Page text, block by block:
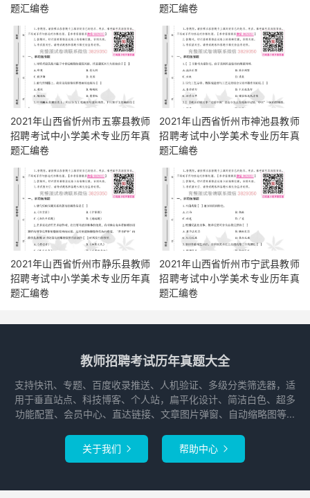
题汇编卷
题汇编卷
2021年山西省忻州市五寨县教师
招聘考试中小学美术专业历年真
题汇编卷
2021年山西省忻州市神池县教师
招聘考试中小学美术专业历年真
题汇编卷
2021年山西省忻州市静乐县教师
招聘考试中小学美术专业历年真
题汇编卷
2021年山西省忻州市宁武县教师
招聘考试中小学美术专业历年真
题汇编卷
教师招聘考试历年真题大全
支持快讯、专题、百度收录推送、人机验证、多级分类筛选器，适
用于垂直站点、科技博客、个人站，扁平化设计、简洁白色、超多
功能配置、会员中心、直达链接、文章图片弹窗、自动缩略图等...
关于我们  帮助中心 